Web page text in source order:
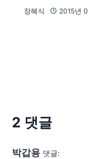
장혜식 2015년
2 댓글
박갑용 댓글: